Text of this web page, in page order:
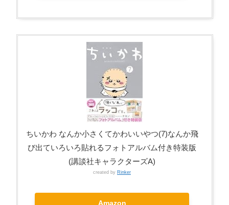
ちいかわ なんか小さくてかわいいやつ(7)なんか飛
び出ていろいろ貼れるフォトアルバム付き特装版
(講談社キャラクターズA)
created by Rinker
Amazon